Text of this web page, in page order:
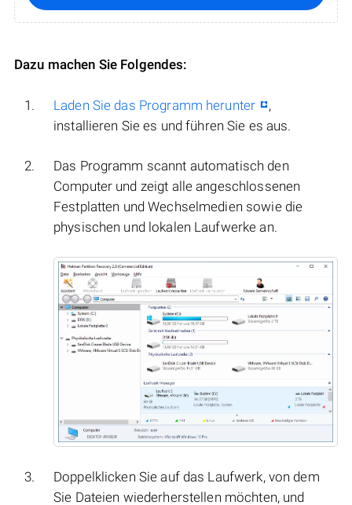
Dazu machen Sie Folgendes:
Laden Sie das Programm herunter
,
installieren Sie es und führen Sie es aus.
Das Programm scannt automatisch den
Computer und zeigt alle angeschlossenen
Festplatten und Wechselmedien sowie die
physischen und lokalen Laufwerke an.
Doppelklicken Sie auf das Laufwerk, von dem
Sie Dateien wiederherstellen möchten, und